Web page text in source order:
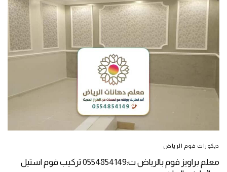
ديكورات فوم الرياض
معلم براويز فوم بالرياض ت:0554854149 تركيب فوم استيل